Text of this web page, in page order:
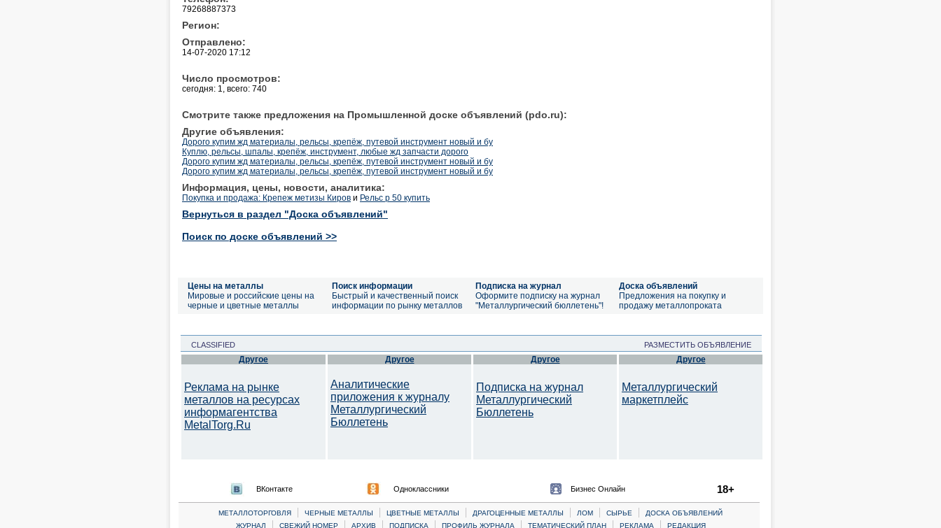
79268887373
Регион:
Отправлено:
14-07-2020 17:12
Число просмотров:
сегодня: 1, всего: 740
Смотрите также предложения на Промышленной доске объявлений (pdo.ru):
Другие объявления:
Дорого купим жд материалы, рельсы, крепёж, путевой инструмент новый и бу
Куплю, рельсы, шпалы, крепёж, инструмент, любые жд запчасти дорого
Дорого купим жд материалы, рельсы, крепёж, путевой инструмент новый и бу
Дорого купим жд материалы, рельсы, крепёж, путевой инструмент новый и бу
Информация, цены, новости, аналитика:
Покупка и продажа: Крепеж метизы Киров и Рельс р 50 купить
Вернуться в раздел "Доска объявлений"
Поиск по доске объявлений >>
Цены на металлы
Мировые и российские цены на
черные и цветные металлы
Поиск информации
Быстрый и качественный поиск
информации по рынку металлов
Подписка на журнал
Оформите подписку на журнал
"Металлургический бюллетень"!
Доска объявлений
Предложения на покупку и
продажу металлопроката
CLASSIFIED РАЗМЕСТИТЬ ОБЪЯВЛЕНИЕ
Другое
Реклама на рынке
металлов на ресурсах
информагентства
MetalTorg.Ru
Другое
Аналитические
приложения к журналу
Металлургический
Бюллетень
Другое
Подписка на журнал
Металлургический
Бюллетень
Другое
Металлургический
маркетплейс
ВКонтакте Одноклассники Бизнес Онлайн 18+
МЕТАЛЛОТОРГОВЛЯ | ЧЕРНЫЕ МЕТАЛЛЫ | ЦВЕТНЫЕ МЕТАЛЛЫ | ДРАГОЦЕННЫЕ МЕТАЛЛЫ | ЛОМ | CЫРЬЕ |
ДОСКА ОБЪЯВЛЕНИЙ
ЖУРНАЛ
| СВЕЖИЙ НОМЕР | АРХИВ | ПОДПИСКА | ПРОФИЛЬ ЖУРНАЛА | ТЕМАТИЧЕСКИЙ ПЛАН | РЕКЛАМА | РЕДАКЦИЯ